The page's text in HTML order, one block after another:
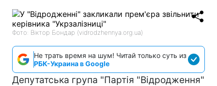
Фото: Віктор Бондар (vidrodzhennya.org.ua)
Не трать время на шум! Читай только суть из
РБК-Украина в Google
Депутатська група "Партія "Відродження"